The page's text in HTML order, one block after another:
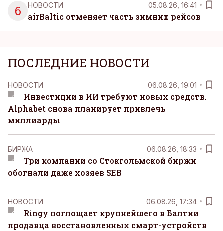
6 НОВОСТИ 05.08.26, 16:41
airBaltic отменяет часть зимних рейсов
ПОСЛЕДНИЕ НОВОСТИ
НОВОСТИ 06.08.26, 19:01
Инвестиции в ИИ требуют новых средств.
Alphabet снова планирует привлечь
миллиарды
БИРЖА 06.08.26, 18:33
Три компании со Стокгольмской биржи
обогнали даже хозяев SEB
НОВОСТИ 06.08.26, 17:34
Ringy поглощает крупнейшего в Балтии
продавца восстановленных смарт-устройств